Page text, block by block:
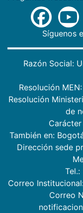
Síguenos
Razón Social:
Resolución
Resolución
de
También en:
Dirección sede
Correo
Correo